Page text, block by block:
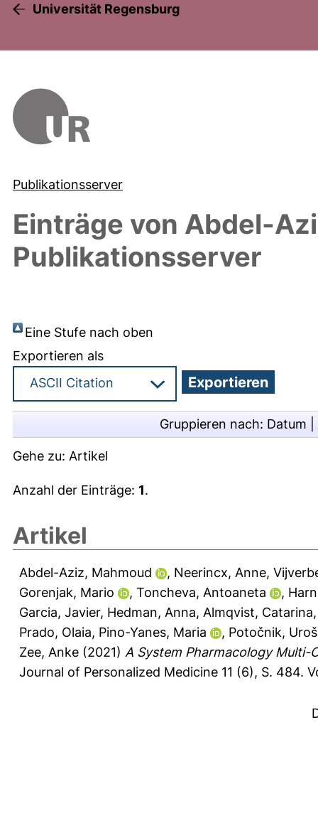
Universität Regensburg
Publikationsserver
Einträge von Abdel-
Publikationsserver
Eine Stufe nach oben
Exportieren als
Gruppieren nach: Datum
Gehe zu: Artikel
Anzahl der Einträge: 1.
Artikel
Abdel-Aziz, Mahmoud , Neerincx, Anne,
Gorenjak, Mario
, Toncheva, Antoaneta ,
Garcia, Javier, Hedman, Anna, Almqvist, Catarina
Prado, Olaia, Pino-Yanes, Maria , Potočnik, Uroš
Zee, Anke (2021) A System Pharmacology
Journal of Personalized Medicine 11 (6), S. 484.